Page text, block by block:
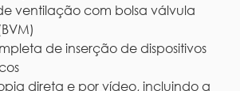
ventilação com bolsa válvula
de inserção de dispositivos
direta e por vídeo, incluindo a